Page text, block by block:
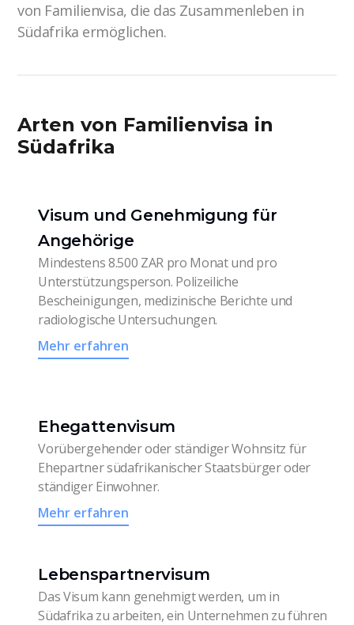
von Familienvisa, die das Zusammenleben in
Südafrika ermöglichen.
Arten von Familienvisa in
Südafrika
Visum und Genehmigung für
Angehörige
Mindestens 8.500 ZAR pro Monat und pro
Unterstützungsperson. Polizeiliche
Bescheinigungen, medizinische Berichte und
radiologische Untersuchungen.
Mehr erfahren
Ehegattenvisum
Vorübergehender oder ständiger Wohnsitz für
Ehepartner südafrikanischer Staatsbürger oder
ständiger Einwohner.
Mehr erfahren
Lebenspartnervisum
Das Visum kann genehmigt werden, um in
Südafrika zu arbeiten, ein Unternehmen zu führen